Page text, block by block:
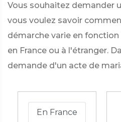
Vous souhaitez demander
vous voulez savoir
démarche varie en fonction
en France ou à l'étranger.
demande d'un acte de
En France